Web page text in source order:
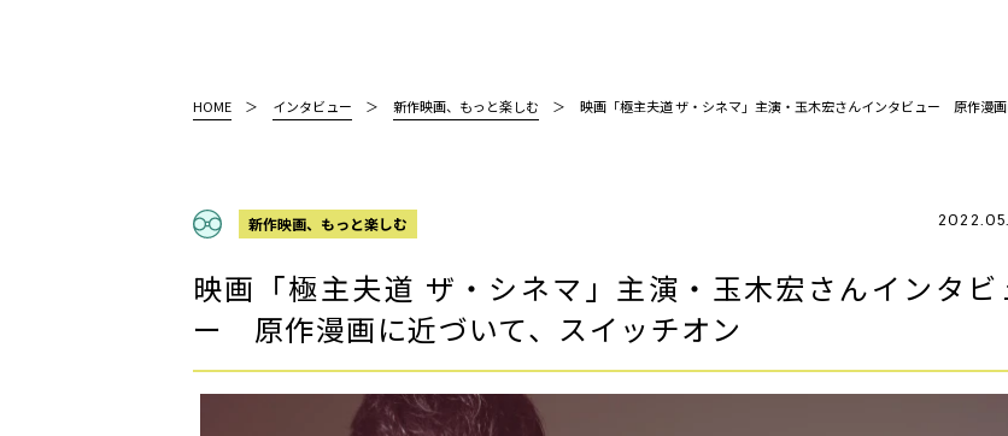
HOME インタビュー 新作映画、もっと楽しむ 映画「極主夫道 ザ・シネマ」主演・玉木宏さんインタビュー 原作漫
新作映画、もっと楽しむ
映画「極主夫道 ザ・シネマ」主演・玉木宏さんインタビ
ー 原作漫画に近づいて、スイッチオン